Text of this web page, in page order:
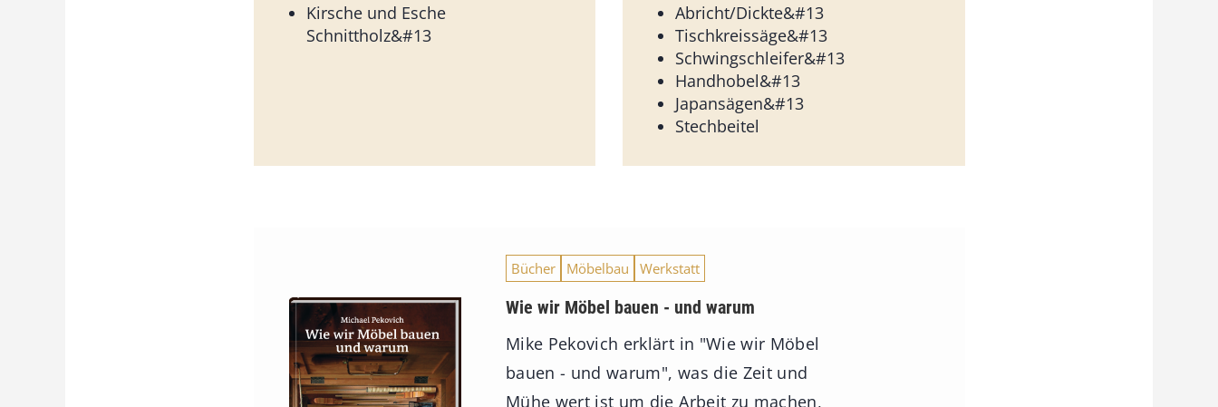
Kirsche und Esche
Schnittholz&#13
Abricht/Dickte&#13
Tischkreissäge&#13
Schwingschleifer&#13
Handhobel&#13
Japansägen&#13
Stechbeitel
Bücher Möbelbau Werkstatt
Wie wir Möbel bauen - und warum
Mike Pekovich erklärt in "Wie wir Möbel
bauen - und warum", was die Zeit und
Mühe wert ist um die Arbeit zu machen,